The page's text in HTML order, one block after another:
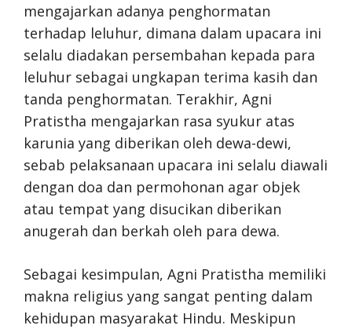
mengajarkan adanya penghormatan
terhadap leluhur, dimana dalam upacara ini
selalu diadakan persembahan kepada para
leluhur sebagai ungkapan terima kasih dan
tanda penghormatan. Terakhir, Agni
Pratistha mengajarkan rasa syukur atas
karunia yang diberikan oleh dewa-dewi,
sebab pelaksanaan upacara ini selalu diawali
dengan doa dan permohonan agar objek
atau tempat yang disucikan diberikan
anugerah dan berkah oleh para dewa.
Sebagai kesimpulan, Agni Pratistha memiliki
makna religius yang sangat penting dalam
kehidupan masyarakat Hindu. Meskipun